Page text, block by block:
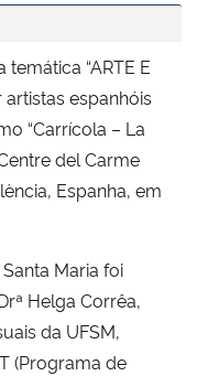
“ARTE E
artistas espanhóis
“Carrícola – La
del Carme
Espanha, em
Maria foi
Helga Corrêa,
da UFSM,
(Programa de